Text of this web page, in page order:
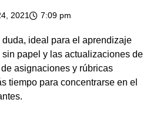
2021 7:09 pm
duda, ideal para el aprendizaje
papel y las actualizaciones de
asignaciones y rúbricas
tiempo para concentrarse en el